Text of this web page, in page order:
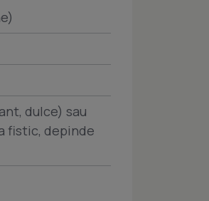
dulce) sau
fistic, depinde